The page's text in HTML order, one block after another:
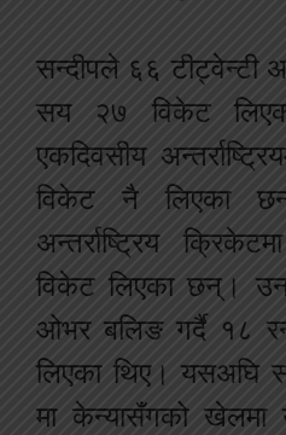
सन्दीपले ६६ टीट्वेन्टी
सय २७ विकेट
एकदिवसीय
विकेट नै लिएका
अन्तर्राष्ट्रिय
विकेट लिएका छन्।
ओभर बलिङ गर्दै १८
लिएका थिए।
मा केन्यासँगको खेलमा